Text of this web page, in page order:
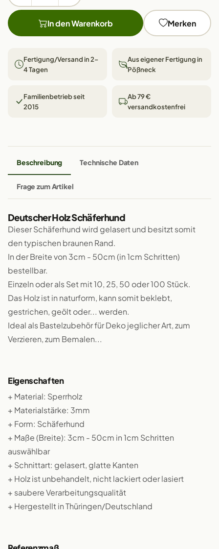
In den Warenkorb Merken
Fertigung/Versand in 2–
4 Tagen
Aus eigener Fertigung in
Pößneck
Familienbetrieb seit
2015
Ab 79 €
versandkostenfrei
Beschreibung Technische Daten
Frage zum Artikel
Deutscher Holz Schäferhund
Dieser Schäferhund wird gelasert und besitzt somit
den typischen braunen Rand.
In der Breite von 3cm - 50cm (in 1cm Schritten)
bestellbar.
Einzeln oder als Set mit 10, 25, 50 oder 100 Stück.
Das Holz ist in naturform, kann somit beklebt,
gestrichen, geölt oder... werden.
Ideal als Bastelzubehör für Deko jeglicher Art, zum
Verzieren, zum Bemalen...
Eigenschaften
+ Material: Sperrholz
+ Materialstärke: 3mm
+ Form: Schäferhund
+ Maße (Breite): 3cm - 50cm in 1cm Schritten
auswählbar
+ Schnittart: gelasert, glatte Kanten
+ Holz ist unbehandelt, nicht lackiert oder lasiert
+ saubere Verarbeitungsqualität
+ Hergestellt in Thüringen/Deutschland